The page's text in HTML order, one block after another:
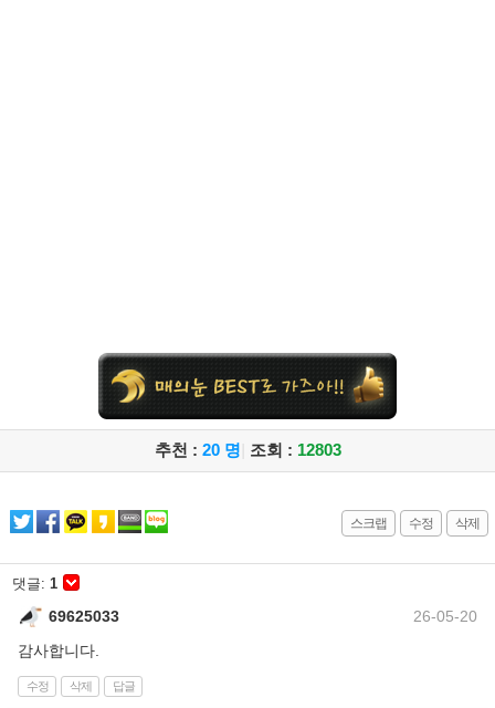
추천 : 20 명 조회 : 12803
스크랩 수정 삭제
댓글: 1
69625033
26-05-20
감사합니다.
수정 삭제 답글